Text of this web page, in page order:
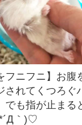
フニフニ】お腹
されてくつろぐ
でも指が止まる
｀)♡